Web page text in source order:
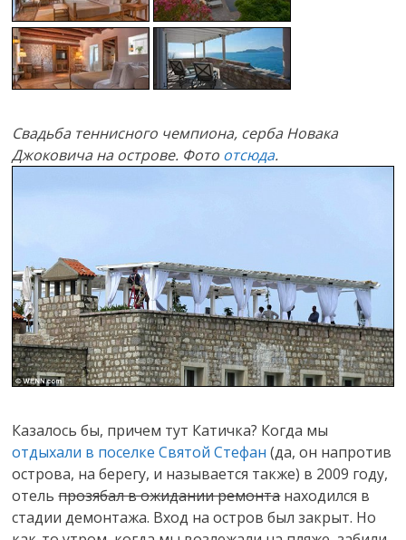
Свадьба теннисного чемпиона, серба Новака
Джоковича на острове. Фото отсюда.
Казалось бы, причем тут Катичка? Когда мы
отдыхали в поселке Святой Стефан (да, он напротив
острова, на берегу, и называется также) в 2009 году,
отельпрозябал в ожидании ремонтанаходился в
стадии демонтажа. Вход на остров был закрыт. Но